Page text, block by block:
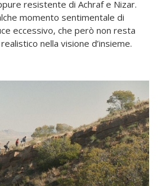
resistente di Achraf e Nizar.
momento sentimentale di
eccessivo, che però non resta
nella visione d’insieme.